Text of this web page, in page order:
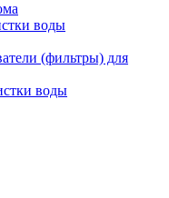
воды
(фильтры) для
воды